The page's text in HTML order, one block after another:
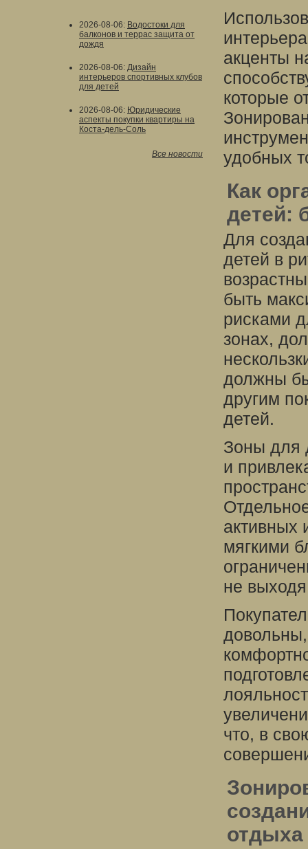
2026-08-06: Водостоки для
балконов и террас защита от
дождя
2026-08-06: Дизайн
интерьеров спортивных клубов
для детей
2026-08-06: Юридические
аспекты покупки квартиры на
Коста-дель-Соль
Все новости
акценты
которые
удобных
Как
детей:
Для
детей в
быть
рисками
зонах,
должны
другим
детей.
Зоны для
и
активных
мягкими
не
довольны,
что, в